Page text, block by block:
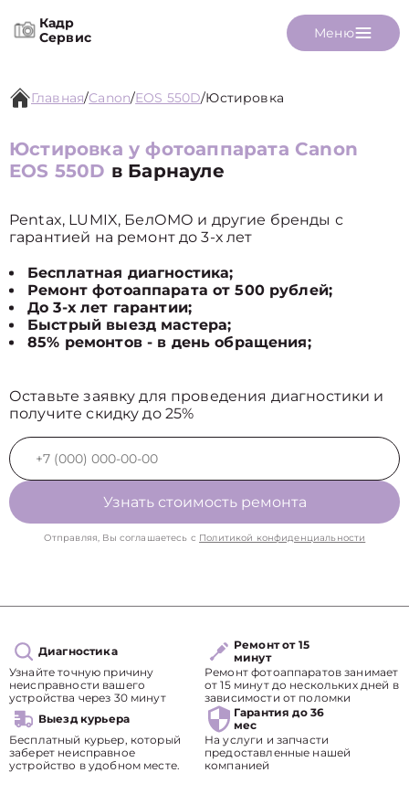
Кадр
Сервис
Меню
Главная/Canon/EOS 550D/Юстировка
Юстировка у фотоаппарата Canon
EOS 550D в Барнауле
Pentax, LUMIX, БелОМО и другие бренды с
гарантией на ремонт до 3-х лет
Бесплатная диагностика;
Ремонт фотоаппарата от 500 рублей;
До 3-х лет гарантии;
Быстрый выезд мастера;
85% ремонтов - в день обращения;
Оставьте заявку для проведения диагностики и
получите скидку до 25%
Узнать стоимость ремонта
Отправляя, Вы соглашаетесь с Политикой конфиденциальности
Диагностика
Узнайте точную причину
неисправности вашего
устройства через 30 минут
Ремонт от 15
минут
Ремонт фотоаппаратов занимает
от 15 минут до нескольких дней в
зависимости от поломки
Выезд курьера
Бесплатный курьер, который
заберет неисправное
устройство в удобном месте.
Гарантия до 36
мес
На услуги и запчасти
предоставленные нашей
компанией